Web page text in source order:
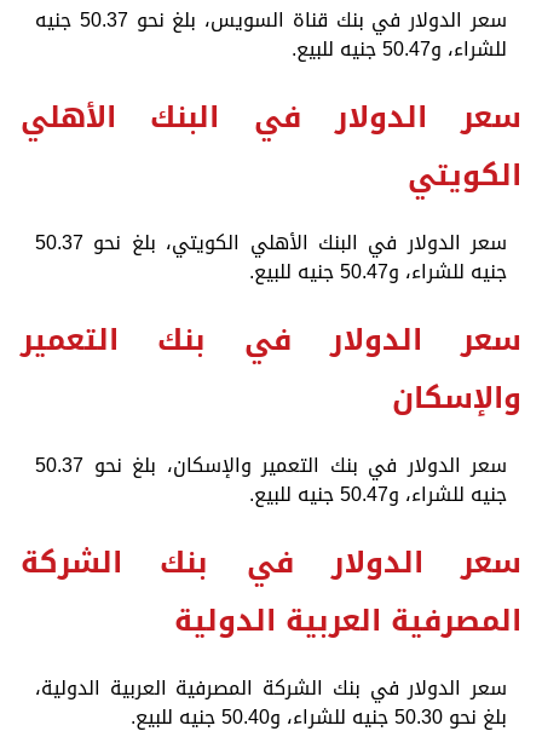
سعر الدولار في بنك قناة السويس، بلغ نحو 50.37 جنيه
للشراء، و50.47 جنيه للبيع.
سعر الدولار في البنك الأهلي
الكويتي
سعر الدولار في البنك الأهلي الكويتي، بلغ نحو 50.37
جنيه للشراء، و50.47 جنيه للبيع.
سعر الدولار في بنك التعمير
والإسكان
سعر الدولار في بنك التعمير والإسكان، بلغ نحو 50.37
جنيه للشراء، و50.47 جنيه للبيع.
سعر الدولار في بنك الشركة
المصرفية العربية الدولية
سعر الدولار في بنك الشركة المصرفية العربية الدولية،
بلغ نحو 50.30 جنيه للشراء، و50.40 جنيه للبيع.